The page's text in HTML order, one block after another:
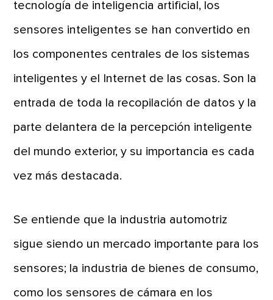
tecnología de inteligencia artificial, los
sensores inteligentes se han convertido en
los componentes centrales de los sistemas
inteligentes y el Internet de las cosas. Son la
entrada de toda la recopilación de datos y la
parte delantera de la percepción inteligente
del mundo exterior, y su importancia es cada
vez más destacada.
Se entiende que la industria automotriz
sigue siendo un mercado importante para los
sensores; la industria de bienes de consumo,
como los sensores de cámara en los